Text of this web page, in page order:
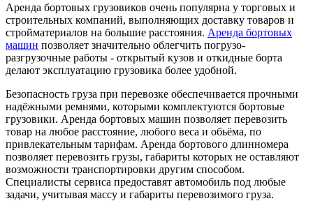
Аренда бортовых грузовиков очень популярна у торговых и
строительных компаний, выполняющих доставку товаров и
стройматериалов на большие расстояния. Аренда бортовых
машин позволяет значительно облегчить погрузо-
разгрузочные работы - открытый кузов и откидные борта
делают эксплуатацию грузовика более удобной.
Безопасность груза при перевозке обеспечивается прочными
надёжными ремнями, которыми комплектуются бортовые
грузовики. Аренда бортовых машин позволяет перевозить
товар на любое расстояние, любого веса и обьёма, по
привлекательным тарифам. Аренда бортового длинномера
позволяет перевозить грузы, габариты которых не оставляют
возможности транспортировки другим способом.
Специалисты сервиса предоставят автомобиль под любые
задачи, учитывая массу и габариты перевозимого груза.